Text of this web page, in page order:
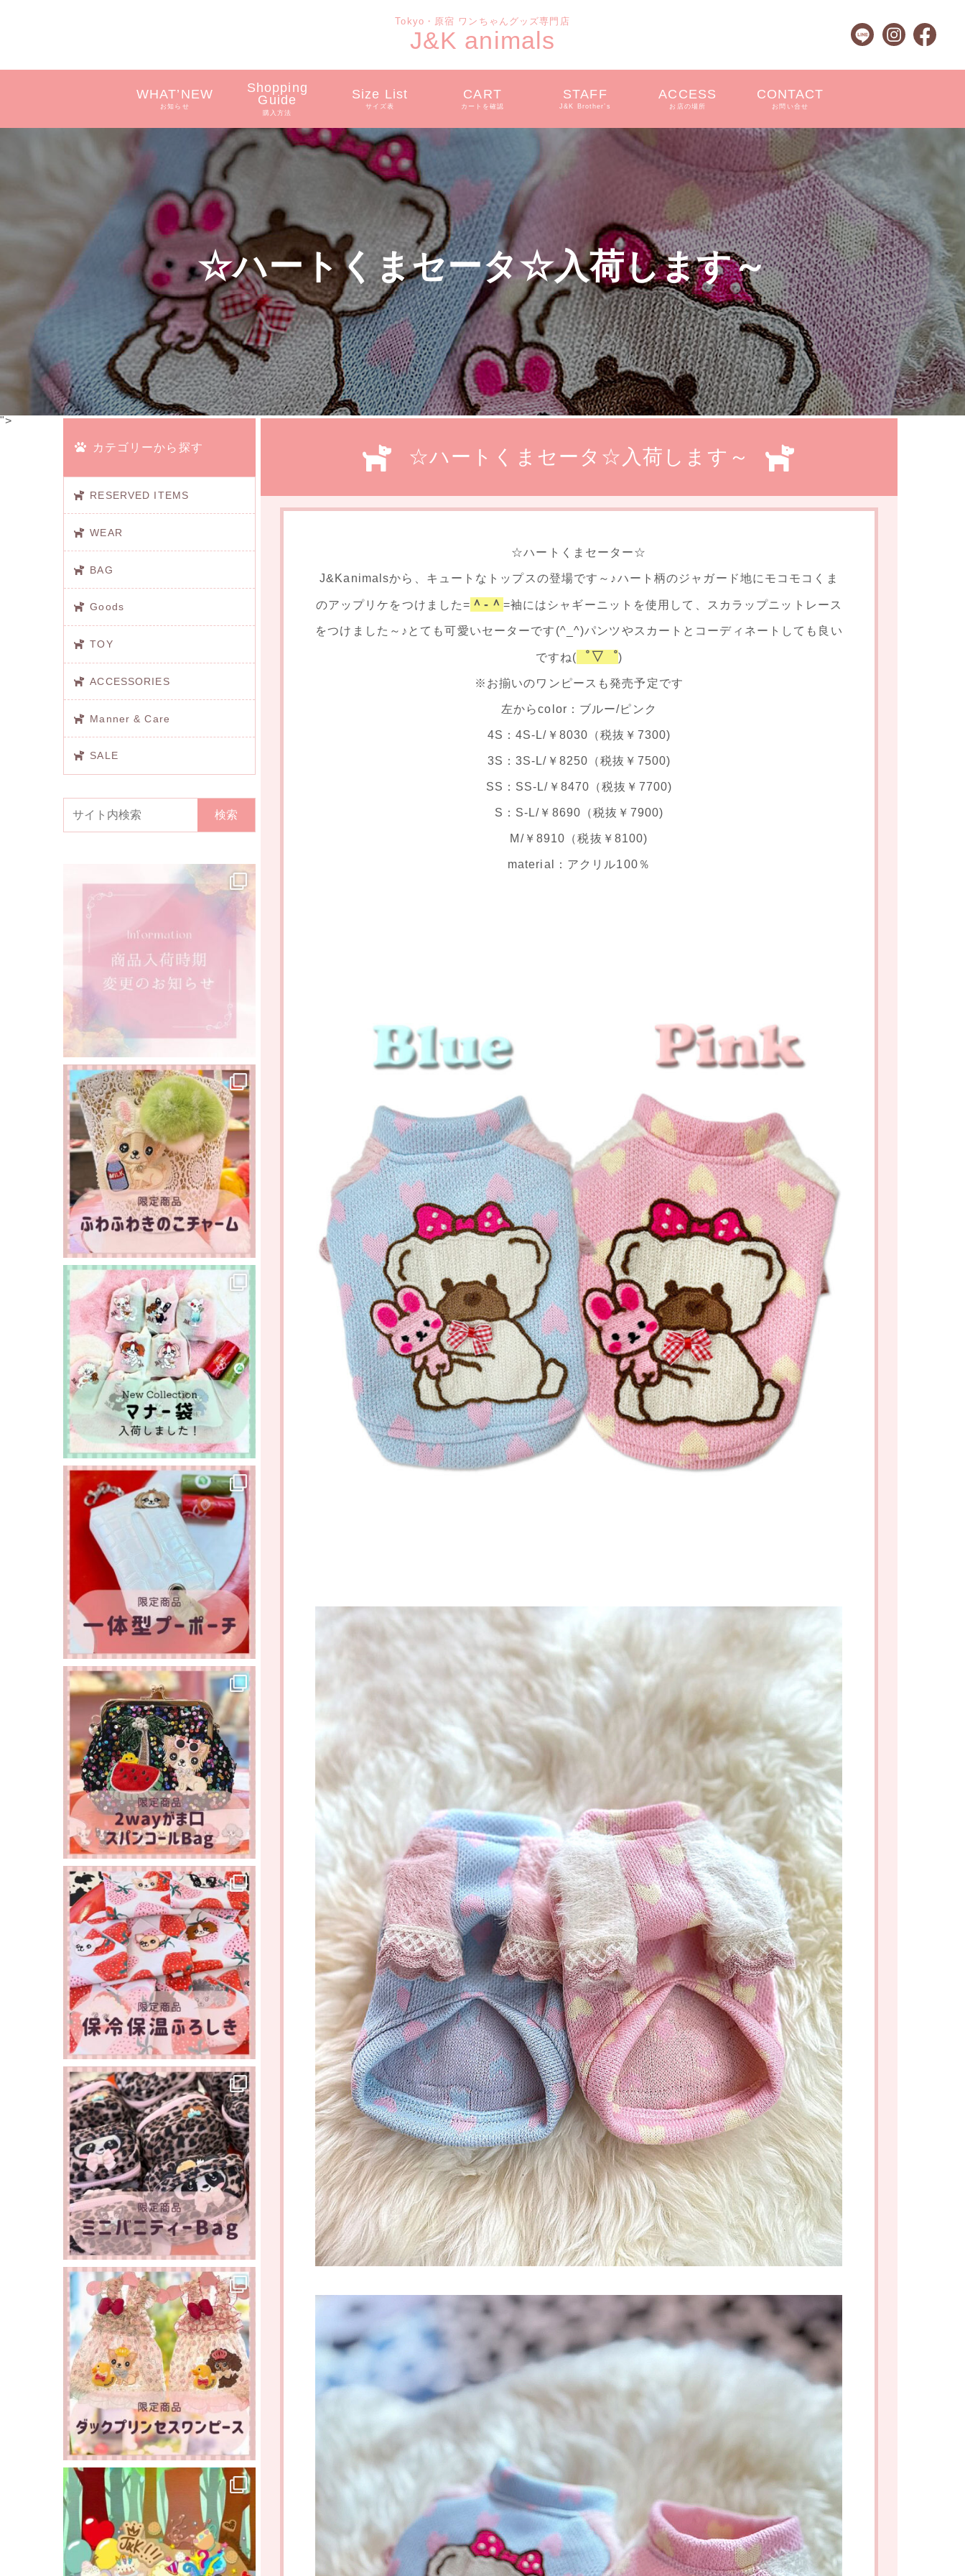
Tokyo・原宿 ワンちゃんグッズ専門店
J&K animals
WHAT’NEW
お知らせ
Shopping
Guide
購入方法
Size List
サイズ表
CART
カートを確認
STAFF
J&K Brother’s
ACCESS
お店の場所
CONTACT
お問い合せ
">
☆ハートくまセータ☆入荷します～
☆ハートくまセータ☆入荷します～
☆ハートくまセーター☆
J&Kanimalsから、キュートなトップスの登場です～♪ハート柄のジャガード地にモコモコくま
のアップリケをつけました= ＾-＾ =袖にはシャギーニットを使用して、スカラップニットレース
をつけました～♪とても可愛いセーターです(^_^)パンツやスカートとコーディネートしても良い
ですね( ゜▽゜)
※お揃いのワンピースも発売予定です
左からcolor：ブルー/ピンク
4S：4S-L/￥8030（税抜￥7300)
3S：3S-L/￥8250（税抜￥7500)
SS：SS-L/￥8470（税抜￥7700)
S：S-L/￥8690（税抜￥7900)
M/￥8910（税抜￥8100)
material：アクリル100％
カテゴリーから探す
RESERVED ITEMS
WEAR
BAG
Goods
TOY
ACCESSORIES
Manner & Care
SALE
検索